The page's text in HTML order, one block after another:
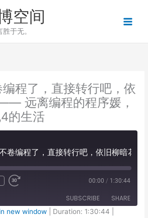
空间
于无。
程了，直接转行吧，依
远离编程的程序媛，
的生活
00:00 / 1:30:44
SUBSCRIBE SHARE
new window Duration: 1:30:44